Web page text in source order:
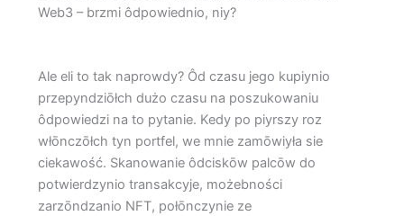
Web3 – brzmi ôdpowiednio, niy?
Ale eli to tak naprowdy? Ôd czasu jego kupiynio
przepyndziōłch dużo czasu na poszukowaniu
ôdpowiedzi na to pytanie. Kedy po piyrszy roz
włōnczōłch tyn portfel, we mnie zamōwiyła sie
ciekawość. Skanowanie ôdciskōw palcōw do
potwierdzynio transakcyje, możebności
zarzōndzanio NFT, połōnczynie ze